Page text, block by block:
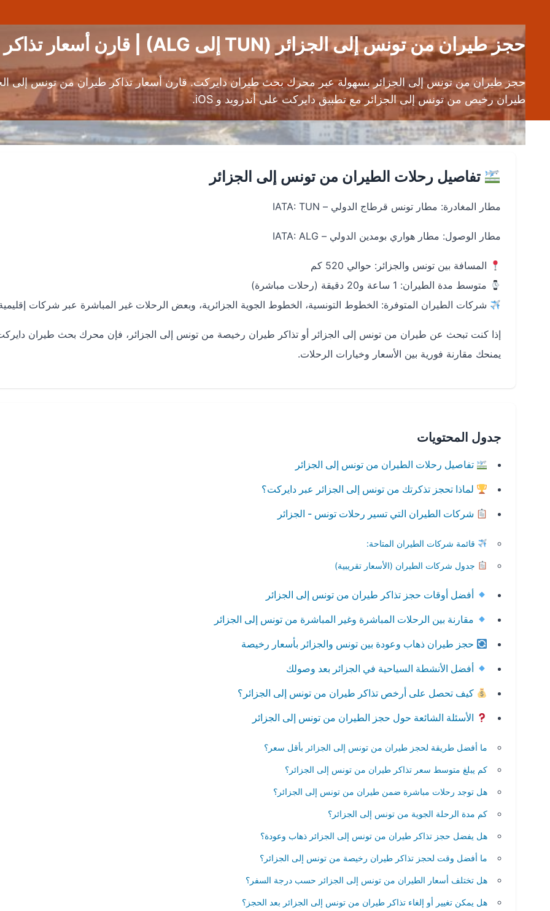
حجز طيران من تونس إلى الجزائر (TUN إلى ALG) | قارن أسعار تذاكر الطيران
حجز طيران من تونس إلى الجزائر بسهولة عبر محرك بحث طيران دايركت. قارن أسعار تذاكر طيران من تونس
طيران رخيص من تونس إلى الجزائر مع تطبيق دايركت على أندرويد و iOS.
تفاصيل رحلات الطيران من تونس إلى الجزائر
مطار المغادرة: مطار تونس قرطاج الدولي – IATA: TUN
مطار الوصول: مطار هواري بومدين الدولي – IATA: ALG
المسافة بين تونس والجزائر: حوالي 520 كم
متوسط مدة الطيران: 1 ساعة و20 دقيقة (رحلات مباشرة)
شركات الطيران المتوفرة: الخطوط التونسية، الخطوط الجوية الجزائرية، وبعض الرحلات غير المباشرة عبر شركات
إذا كنت تبحث عن طيران من تونس إلى الجزائر أو تذاكر طيران رخيصة من تونس إلى الجزائر، فإن محرك بحث طيران
يمنحك مقارنة فورية بين الأسعار وخيارات الرحلات.
جدول المحتويات
تفاصيل رحلات الطيران من تونس إلى الجزائر
لماذا تحجز تذكرتك من تونس إلى الجزائر عبر دايركت؟
شركات الطيران التي تسير رحلات تونس - الجزائر
قائمة شركات الطيران المتاحة:
جدول شركات الطيران (الأسعار تقريبية)
أفضل أوقات حجز تذاكر طيران من تونس إلى الجزائر
مقارنة بين الرحلات المباشرة وغير المباشرة من تونس إلى الجزائر
حجز طيران ذهاب وعودة بين تونس والجزائر بأسعار رخيصة
أفضل الأنشطة السياحية في الجزائر بعد وصولك
كيف تحصل على أرخص تذاكر طيران من تونس إلى الجزائر؟
الأسئلة الشائعة حول حجز الطيران من تونس إلى الجزائر
ما أفضل طريقة لحجز طيران من تونس إلى الجزائر بأقل سعر؟
كم يبلغ متوسط سعر تذاكر طيران من تونس إلى الجزائر؟
هل توجد رحلات مباشرة ضمن طيران من تونس إلى الجزائر؟
كم مدة الرحلة الجوية من تونس إلى الجزائر؟
هل يفضل حجز تذاكر طيران من تونس إلى الجزائر ذهاب وعودة؟
ما أفضل وقت لحجز تذاكر طيران رخيصة من تونس إلى الجزائر؟
هل تختلف أسعار الطيران من تونس إلى الجزائر حسب درجة السفر؟
هل يمكن تغيير أو إلغاء تذاكر طيران من تونس إلى الجزائر بعد الحجز؟